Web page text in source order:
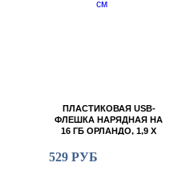
ПЛАСТИКОВАЯ USB-
ФЛЕШКА НАРЯДНАЯ НА
16 ГБ ОРЛАНДО, 1,9 Х
529 РУБ